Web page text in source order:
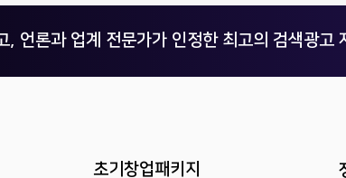
, 언론과 업계 전문가가 인정한 최고의 검색광고
초기창업패키지